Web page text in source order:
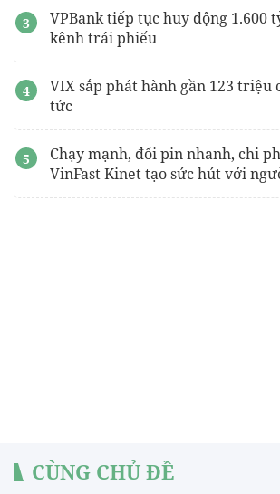
VPBank tiếp tục huy động 1.600
kênh trái phiếu
VIX sắp phát hành gần 123 triệu
tức
Chạy mạnh, đổi pin nhanh, chi
VinFast Kinet tạo sức hút với
CÙNG CHỦ ĐỀ